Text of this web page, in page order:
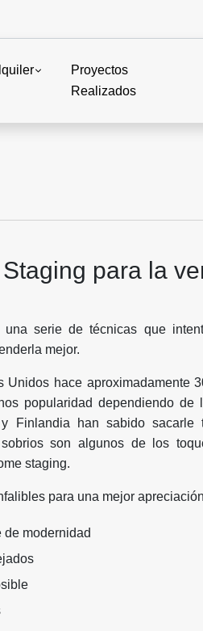
Proyectos
Realizados
para la
serie de técnicas que
mejor.
Unidos hace aproximadamente
popularidad dependiendo de
Finlandia han sabido sacarle
son algunos de los
staging.
para una mejor
de modernidad